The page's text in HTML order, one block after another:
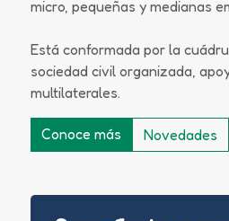
micro, pequeñas y medianas
Está conformada por la
sociedad civil organizada,
multilaterales.
Conoce más Novedades